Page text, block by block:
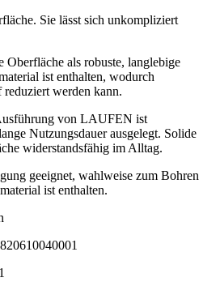
Sie lässt sich unkompliziert
Oberfläche als robuste, langlebige
ist enthalten, wodurch
werden kann.
von LAUFEN ist
Nutzungsdauer ausgelegt. Solide
widerstandsfähig im Alltag.
geeignet, wahlweise zum Bohren
ist enthalten.